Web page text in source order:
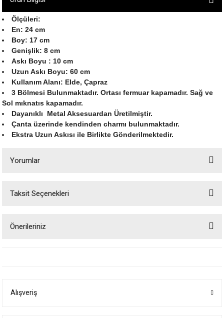
Ölçüleri:
En: 24 cm
Boy: 17 cm
Genişlik: 8 cm
Askı Boyu : 10 cm
Uzun Askı Boyu: 60 cm
Kullanım Alanı: Elde, Çapraz
3 Bölmesi Bulunmaktadır. Ortası fermuar kapamadır. Sağ ve
Sol mıknatıs kapamadır.
Dayanıklı Metal Aksesuardan Üretilmiştir.
Çanta üzerinde kendinden charmı bulunmaktadır.
Ekstra Uzun Askısı ile Birlikte Gönderilmektedir.
Yorumlar
Taksit Seçenekleri
Önerileriniz
Alışveriş